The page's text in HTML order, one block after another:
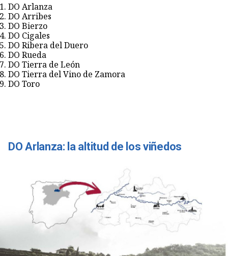
DO Arlanza
DO Arribes
DO Bierzo
DO Cigales
DO Ribera del Duero
DO Rueda
DO Tierra de León
DO Tierra del Vino de Zamora
DO Toro
DO Arlanza: la altitud de los viñedos